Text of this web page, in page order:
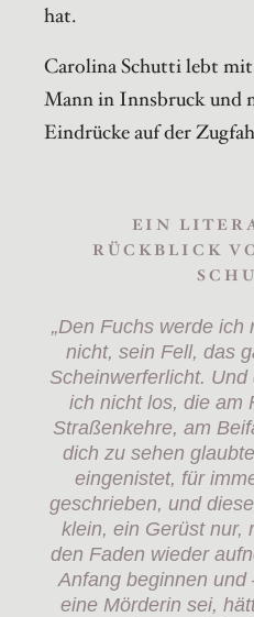
hat.
Carolina Schutti lebt
Mann in Innsbruck und
Eindrücke auf der
EIN
RÜCKBLICK
„Den Fuchs werde ich
nicht, sein Fell, das
Scheinwerferlicht.
ich nicht los, die am
Straßenkehre, am
dich zu sehen
eingenistet, für
geschrieben, und
klein, ein Gerüst nur,
den Faden wieder
Anfang beginnen
eine Mörderin sei,